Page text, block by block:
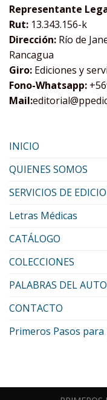
Representante
Rut: 13.343.156-k
Dirección: Río de
Rancagua
Giro: Ediciones y
Fono-Whatsapp:
Mail:
INICIO
QUIENES SOMOS
SERVICIOS DE
Letras Médicas
CATÁLOGO
COLECCIONES
PALABRAS DEL
CONTACTO
Primeros Pasos